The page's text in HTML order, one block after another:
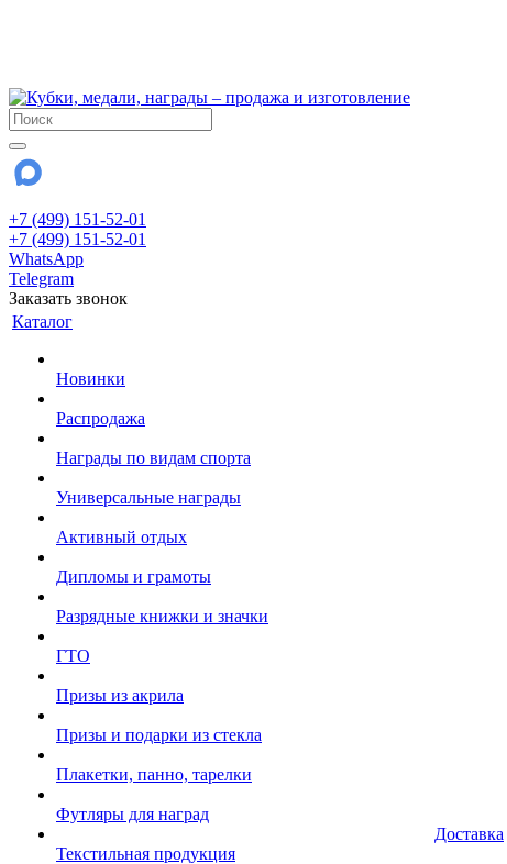
+7 (499) 151-52-01
+7 (499) 151-52-01
WhatsApp
Telegram
Заказать звонок
Каталог
Новинки
Распродажа
Награды по видам спорта
Универсальные награды
Активный отдых
Дипломы и грамоты
Разрядные книжки и значки
ГТО
Призы из акрила
Призы и подарки из стекла
Плакетки, панно, тарелки
Футляры для наград
Текстильная продукция
Доставка